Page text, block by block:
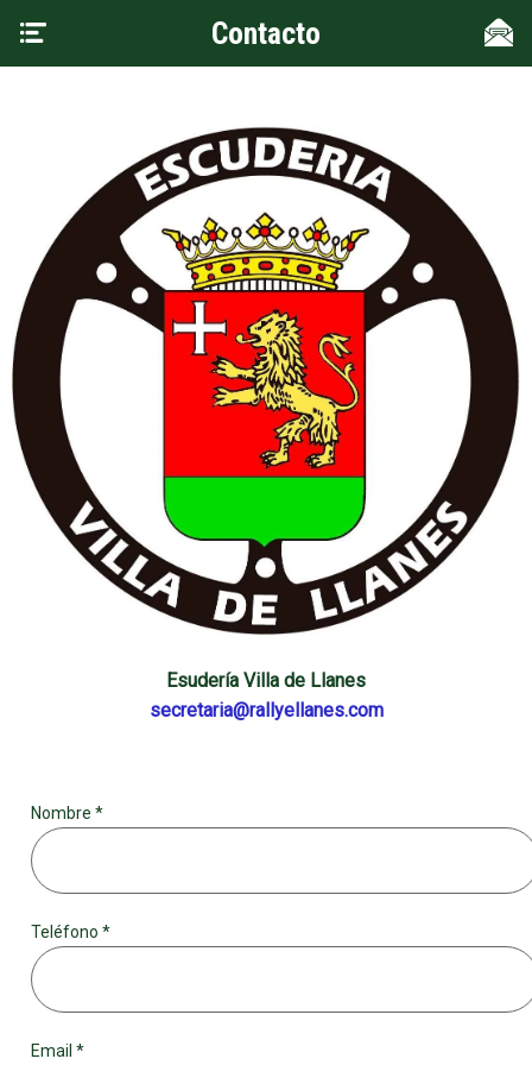
Contacto
Esudería Villa de Llanes
secretaria@rallyellanes.com
Nombre *
Teléfono *
Email *